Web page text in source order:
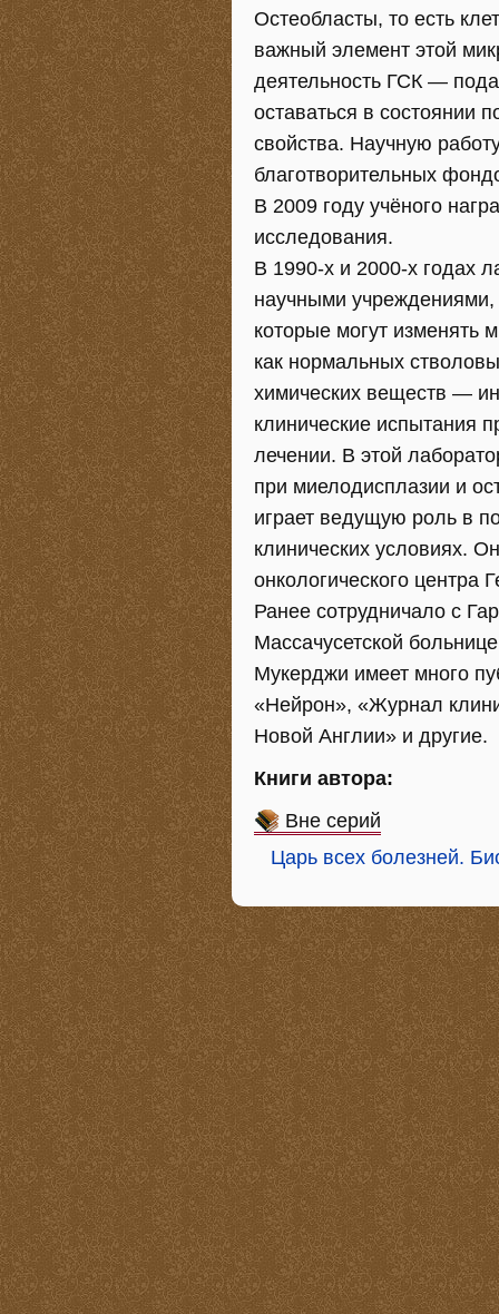
Остеобласты, то есть
важный элемент этой
деятельность ГСК —
оставаться в состоянии
свойства. Научную
благотворительных
В 2009 году учёного
исследования.
В 1990-х и 2000-х годах
научными
которые могут изменять
как нормальных
химических веществ —
клинические испытания
лечении. В этой
при миелодисплазии и
играет ведущую роль в
клинических условиях.
онкологического центра
Ранее сотрудничало с
Массачусетской
Мукерджи имеет много
«Нейрон», «Журнал
Новой Англии» и другие.
Книги автора:
Вне серий
Царь всех болезней.